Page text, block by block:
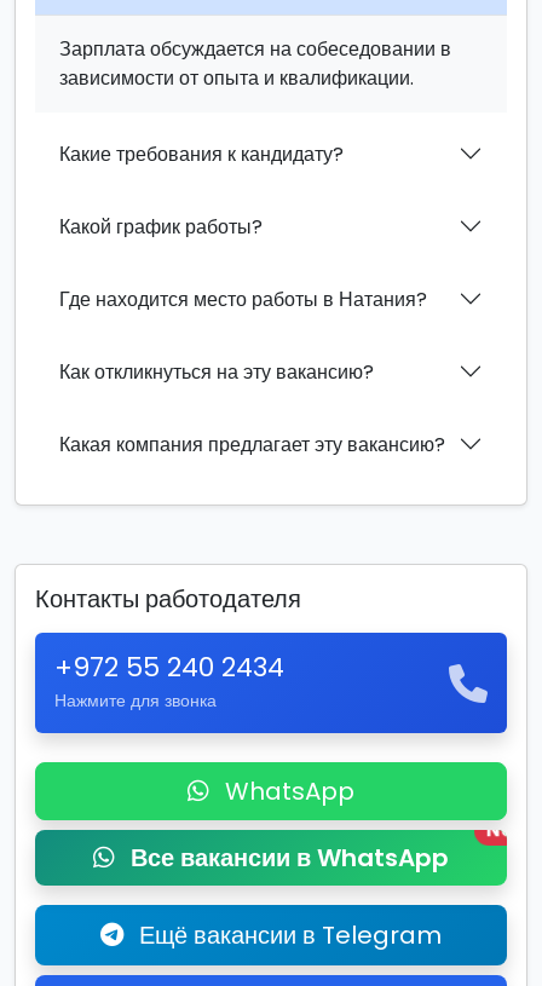
Зарплата обсуждается на собеседовании в
зависимости от опыта и квалификации.
Какие требования к кандидату?
Какой график работы?
Где находится место работы в Натания?
Как откликнуться на эту вакансию?
Какая компания предлагает эту вакансию?
Контакты работодателя
+972 55 240 2434
Нажмите для звонка
WhatsApp
Все вакансии в WhatsApp
New
Ещё вакансии в Telegram